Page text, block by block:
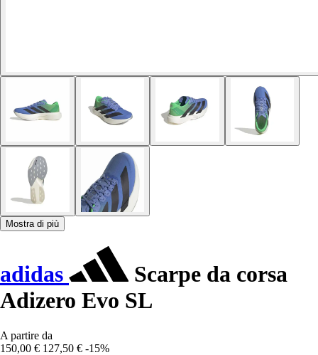
Mostra di più
adidas
Scarpe da corsa
Adizero Evo SL
A partire da
150,00 € 127,50 € -15%